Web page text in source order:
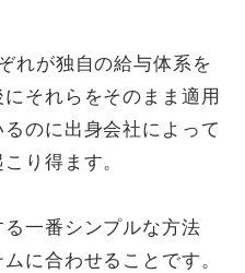
れが独自の給与体系を
それらをそのまま適用
のに出身会社によって
り得ます。
一番シンプルな方法
に合わせることです。